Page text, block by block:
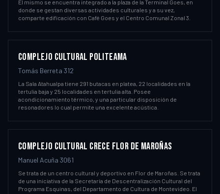
El mismo se encuentra integrado a la plaza de la Terminal Goes, en
donde se gestan diversas actividades culturales y a su vez,
comparte edificación con Café Goes y el Centro Comunal Zonal 3.
COMPLEJO CULTURAL POLITEAMA
Tomás Berreta 312
La Sala Atahualpa tiene 291 butacas en platea, 22 localidades en la
tertulia baja y 25 localidades en tertulia alta. Posee
acondicionamiento térmico, y una particular disposición de
resonadores lo cual permite una excelente acústica.
COMPLEJO CULTURAL CRECE FLOR DE MAROÑAS
Manuel Acuña 3061
Se trata de un centro cultural y deportivo en Flor de Maroñas. Se trata
de una iniciativa de la Secretaría de Descentralización Cultural del
Programa Esquinas, del Departamento de Cultura de Montevideo. El